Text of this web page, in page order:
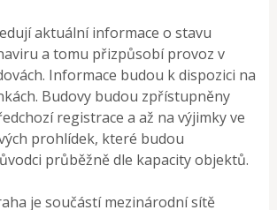
aktuální informace o stavu
a tomu přizpůsobí provoz v
Informace budou k dispozici na
Budovy budou zpřístupněny
registrace a až na výjimky ve
prohlídek, které budou
průběžně dle kapacity objektů.
je součástí mezinárodní sítě